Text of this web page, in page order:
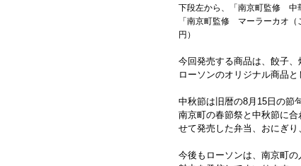
下段左から、「南京町監修 中
「南京町監修 マーラーカオ
円）
今回発売する商品は、餃子
ローソンのオリジナル商品と
中秋節は旧暦の8月15日の節
南京町の春節祭と中秋節に
せて発売した弁当、おにぎり
今後もローソンは、南京町